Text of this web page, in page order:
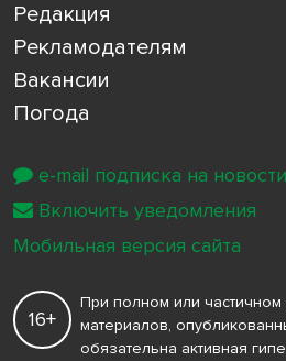
Редакция
Рекламодателям
Вакансии
Погода
16+
При полном или
материалов,
обязательна активная
e-mail подписка на новости
Включить уведомления
Мобильная версия сайта